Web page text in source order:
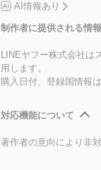
AI情報あり
制作者に提供される情
LINEヤフー株式会社は
用します。
購入日付、登録国情報
対応機能について
著作者の意向により非